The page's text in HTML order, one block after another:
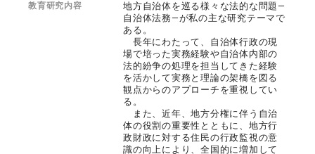
教育研究内容
地方自治体を巡る様々な法的な問題―
自治体法務―が私の主な研究テーマで
ある。
長年にわたって、自治体行政の現
場で培った実務経験や自治体内部の
法的紛争の処理を担当してきた経験
を活かして実務と理論の架橋を図る
観点からのアプローチを重視してい
る。
また、近年、地方分権に伴う自治
体の役割の重要性とともに、地方行
政財政に対する住民の行政監視の意
識の向上により、全国的に増加して